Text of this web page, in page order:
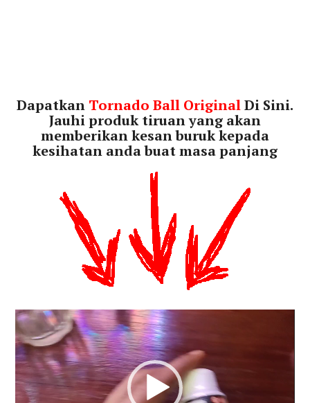
Dapatkan Tornado Ball OriginalDi Sini.
Jauhi produk tiruan yang akan
memberikan kesan buruk kepada
kesihatan anda buat masa panjang
Video
Player